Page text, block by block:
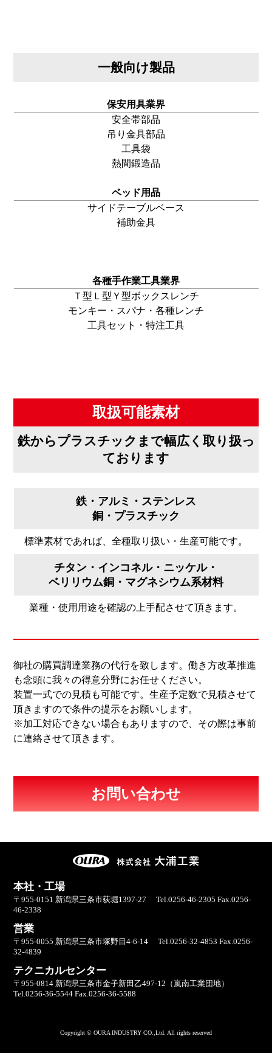
一般向け製品
保安用具業界
安全帯部品
吊り金具部品
工具袋
熱間鍛造品
ベッド用品
サイドテーブルベース
補助金具
各種手作業工具業界
Ｔ型Ｌ型Ｙ型ボックスレンチ
モンキー・スパナ・ 各種レンチ
工具セット・特注工具
取扱可能素材
鉄からプラスチックまで幅広く取り扱っ
ております
鉄・アルミ・ステンレス
銅・プラスチック
標準素材であれば、全種取り扱い・生産可能です。
チタン・インコネル・ニッケル・
ベリリウム銅・マグネシウム系材料
業種・使用用途を確認の上手配させて頂きます。
御社の購買調達業務の代行を致します。働き方改革推進
も念頭に我々の得意分野にお任せください。
装置一式での見積も可能です。生産予定数で見積させて
頂きますので条件の提示をお願いします。
※加工対応できない場合もありますので、その際は事前
に連絡させて頂きます。
お問い合わせ
本社・工場
〒955-0151 新潟県三条市荻堀1397-27 Tel.0256-46-2305 Fax.0256-
46-2338
営業
〒955-0055 新潟県三条市塚野目4-6-14 Tel.0256-32-4853 Fax.0256-
32-4839
テクニカルセンター
〒955-0814 新潟県三条市金子新田乙497-12（嵐南工業団地）
Tel.0256-36-5544 Fax.0256-36-5588
Copyright © OURA INDUSTRY CO.,Ltd. All rights reserved